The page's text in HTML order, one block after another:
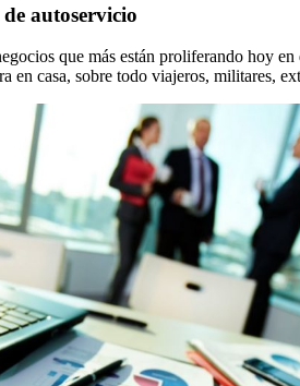
autoservicio
que más están proliferando hoy
en casa, sobre todo viajeros, militares,